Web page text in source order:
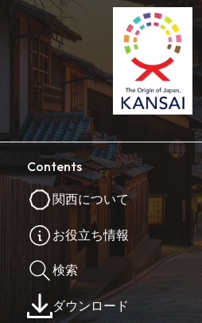
Contents
関西について
お役立ち情報
検索
ダウンロード